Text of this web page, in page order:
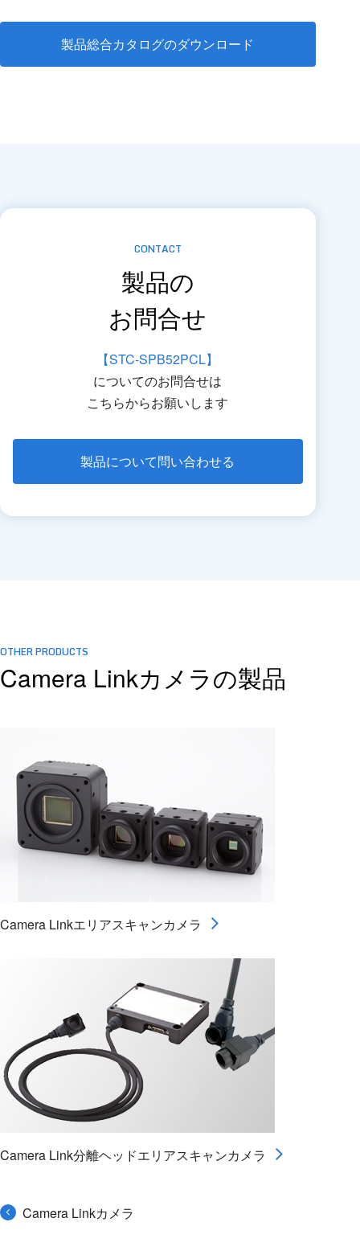
製品総合カタログのダウンロード
CONTACT
製品の
お問合せ
【STC-SPB52PCL】
についてのお問合せは
こちらからお願いします
製品について問い合わせる
OTHER PRODUCTS
Camera Linkカメラの製品
Camera Linkエリアスキャンカメラ
Camera Link分離ヘッドエリアスキャンカメラ
Camera Linkカメラ